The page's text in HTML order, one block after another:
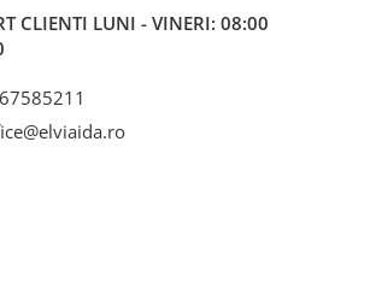
CLIENTI LUNI - VINERI: 08:00